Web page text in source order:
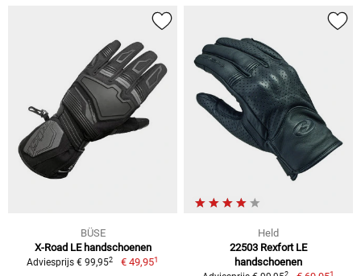
BÜSE
X-Road LE handschoenen
Adviesprijs € 99,952 € 49,951
Held
22503 Rexfort LE
handschoenen
2 1